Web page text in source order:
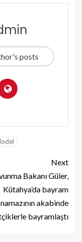
posts
Next
Bakanı Güler,
Kütahya’da bayram
namazının akabinde
bayramlaştı